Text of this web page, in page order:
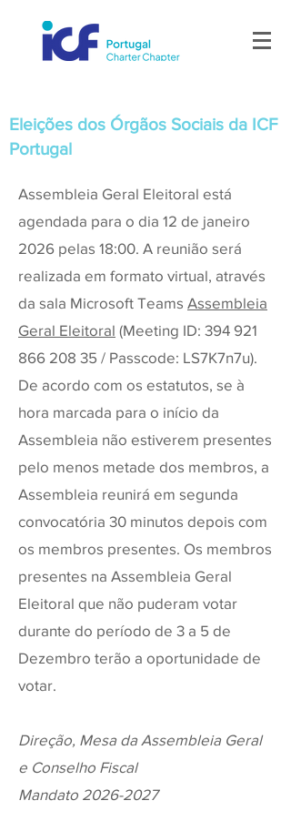
Eleições dos Órgãos Sociais da ICF
Portugal
Assembleia Geral Eleitoral está
agendada para o dia 12 de janeiro
2026 pelas 18:00. A reunião será
realizada em formato virtual, através
da sala Microsoft Teams Assembleia
Geral Eleitoral (Meeting ID: 394 921
866 208 35 / Passcode: LS7K7n7u).
De acordo com os estatutos, se à
hora marcada para o início da
Assembleia não estiverem presentes
pelo menos metade dos membros, a
Assembleia reunirá em segunda
convocatória 30 minutos depois com
os membros presentes. Os membros
presentes na Assembleia Geral
Eleitoral que não puderam votar
durante do período de 3 a 5 de
Dezembro terão a oportunidade de
votar.
Direção, Mesa da Assembleia Geral
e Conselho Fiscal
Mandato 2026-2027